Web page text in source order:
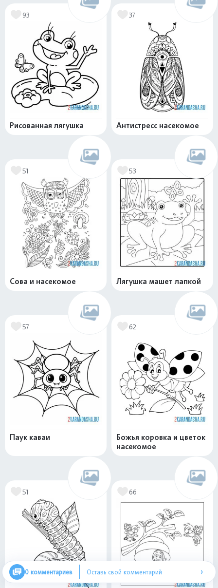
93
Рисованная лягушка
37
Антистресс насекомое
51
Сова и насекомое
53
Лягушка машет лапкой
57
Паук каваи
62
Божья коровка и цветок
насекомое
51 66
0 комментариев Оставь свой комментарий ›